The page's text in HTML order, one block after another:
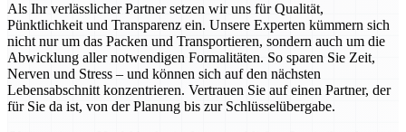
Als Ihr verlässlicher Partner setzen wir uns für Qualität,
Pünktlichkeit und Transparenz ein. Unsere Experten kümmern sich
nicht nur um das Packen und Transportieren, sondern auch um die
Abwicklung aller notwendigen Formalitäten. So sparen Sie Zeit,
Nerven und Stress – und können sich auf den nächsten
Lebensabschnitt konzentrieren. Vertrauen Sie auf einen Partner, der
für Sie da ist, von der Planung bis zur Schlüsselübergabe.